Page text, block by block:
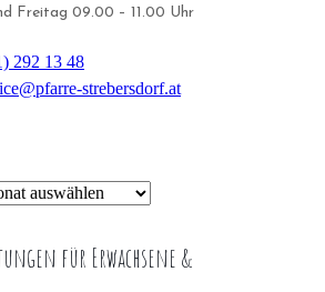
Freitag 09.00 – 11.00 Uhr
292 13 48
strebersdorf.at
für Erwachsene &